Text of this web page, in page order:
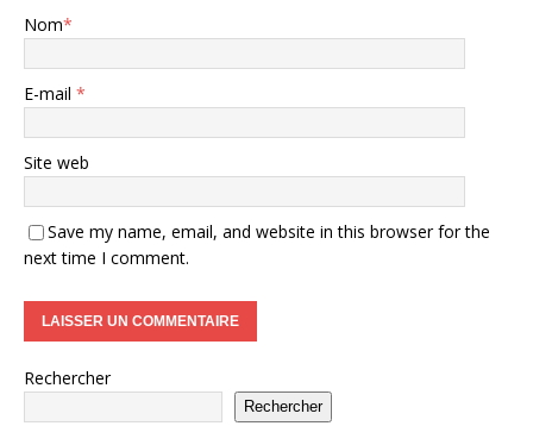
Nom*
E-mail *
Site web
Save my name, email, and website in this browser for the
next time I comment.
Rechercher
Rechercher